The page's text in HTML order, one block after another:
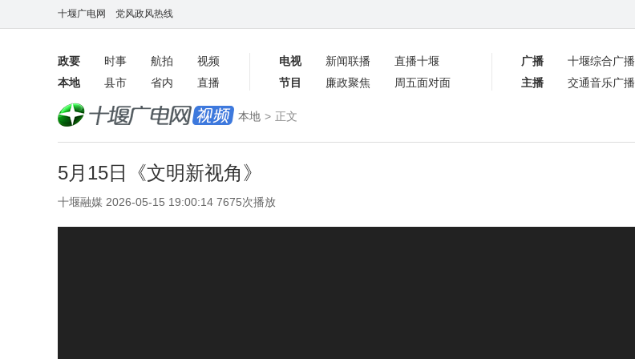
十堰广电网 党风政风热线
政要 时事 航拍
视频
本地
县市 省内 直播
电视 新闻联播
直播十堰
节目
廉政聚焦 周五面对面
广播 十堰综合广播
主播
交通音乐广播
数字报
本地 > 正文
5月15日《文明新视角》
十堰融媒 2026-05-15 19:00:14 7675次播放